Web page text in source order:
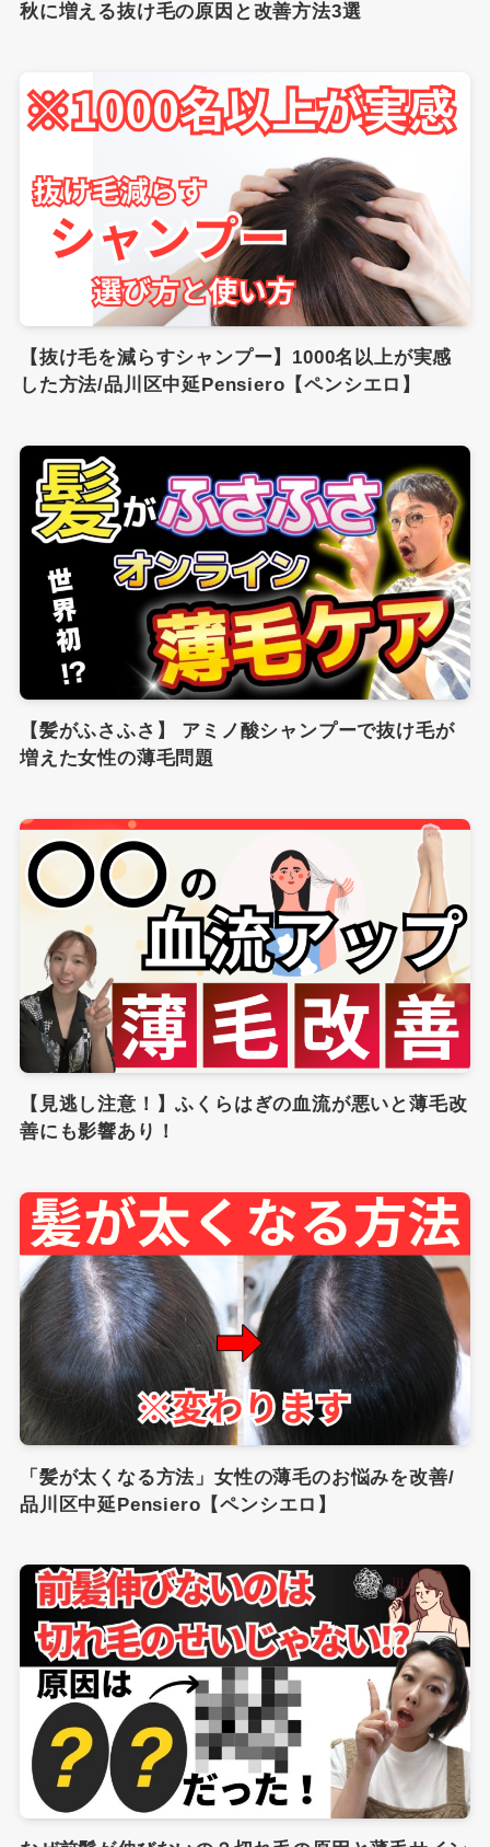
秋に増える抜け毛の原因と改善方法3選
【抜け毛を減らすシャンプー】1000名以上が実感
した方法/品川区中延Pensiero【ペンシエロ】
【髪がふさふさ】 アミノ酸シャンプーで抜け毛が
増えた女性の薄毛問題
【見逃し注意！】ふくらはぎの血流が悪いと薄毛改
善にも影響あり！
「髪が太くなる方法」女性の薄毛のお悩みを改善/
品川区中延Pensiero【ペンシエロ】